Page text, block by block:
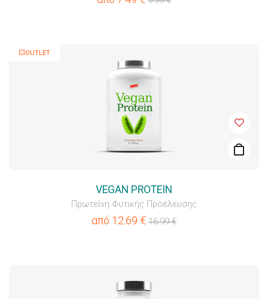
💥OUTLET
VEGAN PROTEIN
Πρωτεΐνη Φυτικής Προέλευσης
από 12.69 € 16.99€